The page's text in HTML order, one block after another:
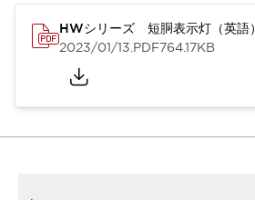
HWシリーズ 短胴表示灯（英語）
2023/01/13.PDF764.17KB